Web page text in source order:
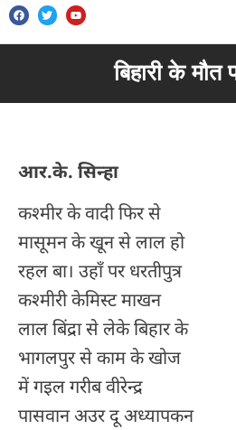
बिहारी के मौत
आर.के. सिन्हा
कश्मीर के वादी फिर से
मासूमन के खून से लाल हो
रहल बा। उहाँ पर धरतीपुत्र
कश्मीरी केमिस्ट माखन
लाल बिंद्रा से लेके बिहार के
भागलपुर से काम के खोज
में गइल गरीब वीरेन्द्र
पासवान अउर दू अध्यापकन